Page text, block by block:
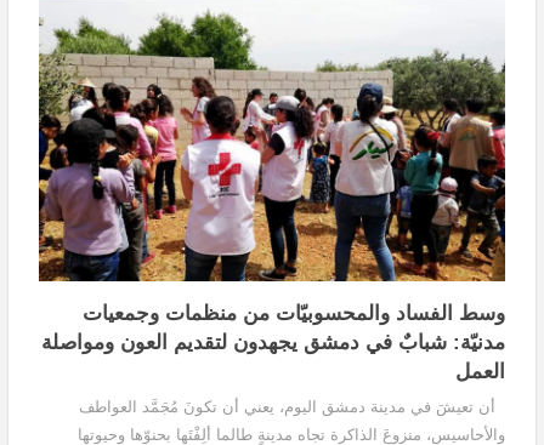
وسط الفساد والمحسوبيّات من منظمات وجمعيات
مدنيّة: شبابٌ في دمشق يجهدون لتقديم العون ومواصلة
العمل
أن تعيشَ في مدينة دمشق اليوم، يعني أن تكونَ مُجَمَّد العواطف
والأحاسيس، منزوعَ الذاكرة تجاه مدينةٍ طالما ألِفْتَها بحنوّها وحيوتها